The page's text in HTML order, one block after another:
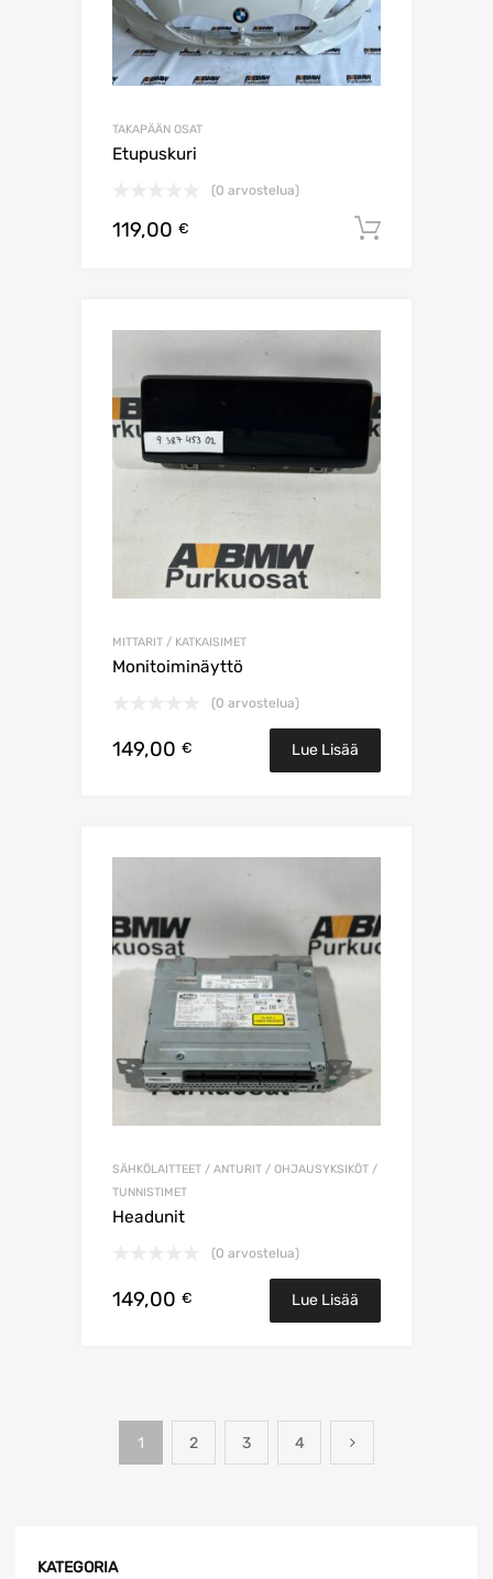
TAKAPÄÄN OSAT
Etupuskuri
(0 arvostelua)
119,00 €
MITTARIT / KATKAISIMET
Monitoiminäyttö
(0 arvostelua)
149,00 € Lue Lisää
SÄHKÖLAITTEET / ANTURIT / OHJAUSYKSIKÖT /
TUNNISTIMET
Headunit
(0 arvostelua)
149,00 € Lue Lisää
1 2 3 4
KATEGORIA